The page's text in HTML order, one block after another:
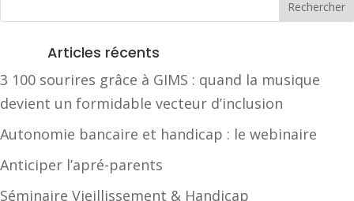
Articles récents
3 100 sourires grâce à GIMS : quand la musique
devient un formidable vecteur d’inclusion
Autonomie bancaire et handicap : le webinaire
Anticiper l’apré-parents
Séminaire Vieillissement & Handicap